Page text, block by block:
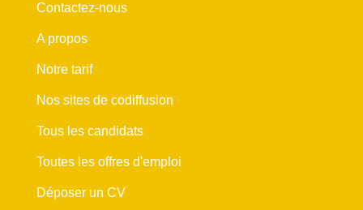
Contactez-nous
A propos
Notre tarif
Nos sites de codiffusion
Tous les candidats
Toutes les offres d'emploi
Déposer un CV